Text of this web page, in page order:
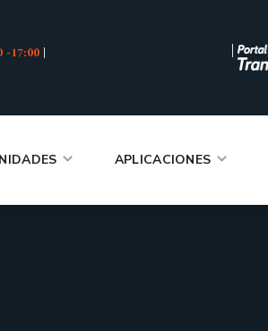
-17:00| |
APLICACIONES